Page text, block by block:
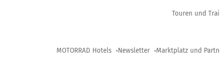
Touren und
MOTORRAD Hotels Newsletter Marktplatz und